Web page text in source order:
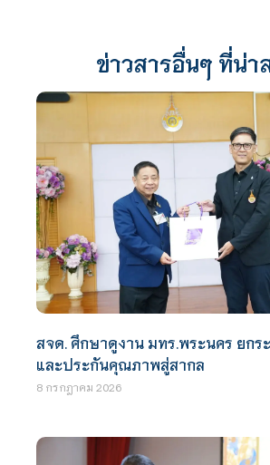
ข่าวสารอื่นๆ ที่น่า
สจด. ศึกษาดูงาน มทร.พระนคร ยกร
และประกันคุณภาพสู่สากล
8 กรกฎาคม 2026